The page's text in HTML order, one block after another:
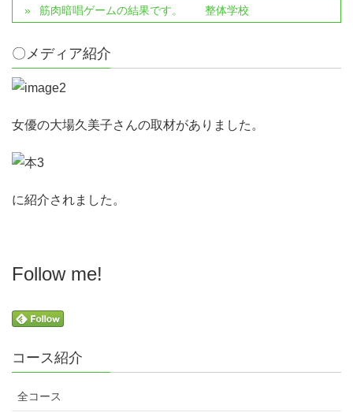
筋肉暗唱ゲームの結果です。 整体学校
〇メディア紹介
女優の大場久美子さんの取材がありました。
に紹介されました。
Follow me!
コース紹介
全コース